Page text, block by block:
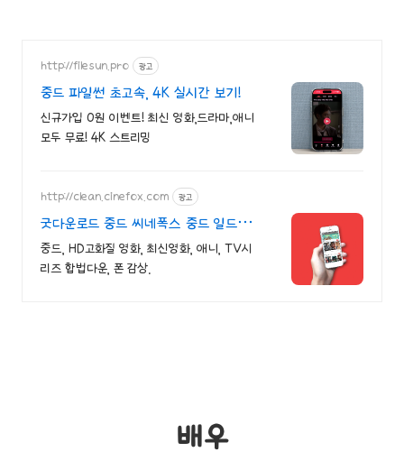
http://filesun.pro 광고
중드 파일썬 초고속, 4K 실시간 보기!
신규가입 0원 이벤트! 최신 영화,드라마,애니
모두 무료! 4K 스트리밍
http://clean.cinefox.com 광고
굿다운로드 중드 씨네폭스 중드 일드
30%할인
중드, HD고화질 영화, 최신영화, 애니, TV시
리즈 합법다운, 폰 감상.
배우